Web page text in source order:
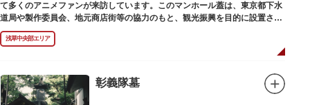
て多くのアニメファンが来訪しています。このマンホール蓋は、東京都下水
道局や製作委員会、地元商店街等の協力のもと、観光振興を目的に設置され
ました。
描かれているのは、主人公である矢逆一稀、久慈悠、陣内燕太の3人が、か
っぱ橋に封印されていた謎のカッパ型生命体“ケッピ”によって河童の姿に変
設置年月日：令和3年4月13日
浅草中央部エリア
彰義隊墓